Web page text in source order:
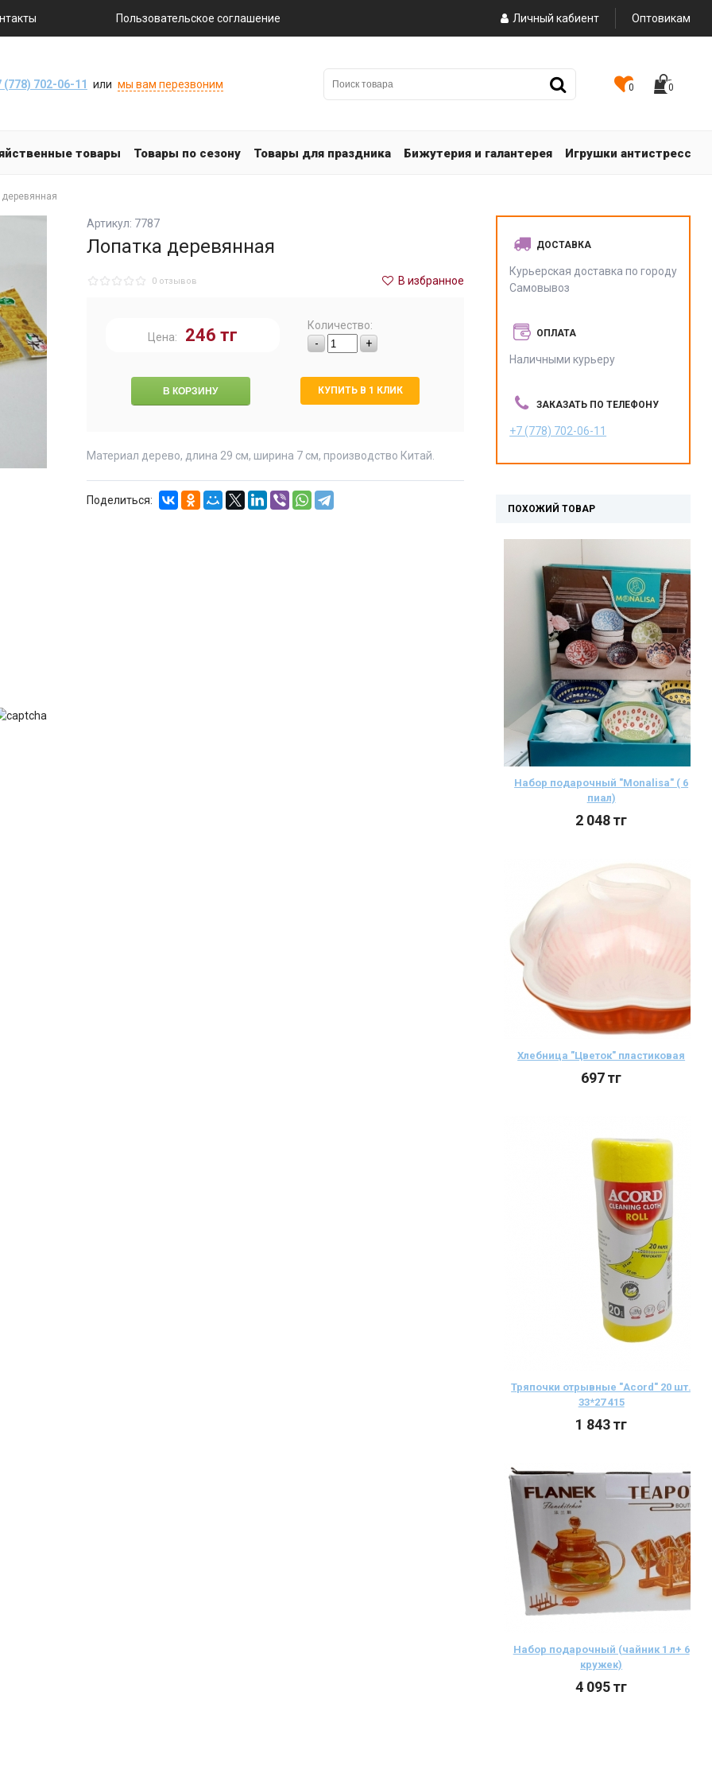
Пользовательское соглашение Личный кабиент Оптовикам
(778) 702-06-11 или мы вам перезвоним 0 0
товары Товары по сезону Товары для праздника Бижутерия и галантерея Игрушки антистресс
Артикул: 7787
Лопатка деревянная
0 отзывов В избранное
Цена: 246 тг
Количество:
-
+
КУПИТЬ В 1 КЛИК
Материал дерево, длина 29 см, ширина 7 см, производство Китай.
Поделиться:
ДОСТАВКА
Курьерская доставка по городу
Самовывоз
ОПЛАТА
Наличными курьеру
ЗАКАЗАТЬ ПО ТЕЛЕФОНУ
+7 (778) 702-06-11
ПОХОЖИЙ ТОВАР
Набор подарочный "Моnalisa" ( 6
пиал)
2 048тг
Хлебница "Цветок" пластиковая
697тг
Тряпочки отрывные "Acord" 20 шт.
33*27 415
1 843тг
Набор подарочный (чайник 1 л+ 6
кружек)
4 095тг